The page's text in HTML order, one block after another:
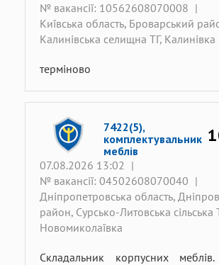
№ вакансії: 10562608070008 |
Київська область, Броварський
Калинівська селищна ТГ, Калинівка
терміново
7422(5),
комплектувальник
меблів
07.08.2026 13:02 |
№ вакансії: 04502608070040 |
Дніпропетровська область,
район, Сурсько-Литовська сільська
Новомиколаївка
Складальник корпусних